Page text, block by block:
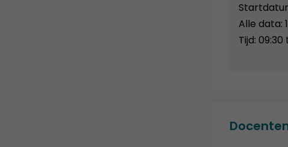
Alle data:
Tijd: 09:30